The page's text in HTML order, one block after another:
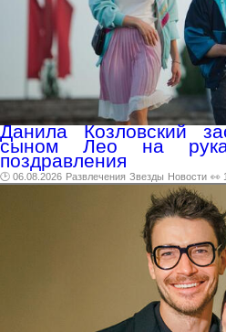
Данила Козловский
сыном Лео на
поздравления
🕑 06.08.2026 Развлечения Звезды Новости 👀